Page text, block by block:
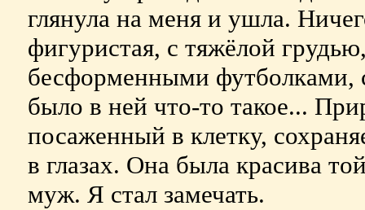
глянула на меня и ушла.
фигуристая, с тяжёлой
бесформенными
было в ней что-то такое...
посаженный в клетку,
в глазах. Она была красива
муж. Я стал замечать.